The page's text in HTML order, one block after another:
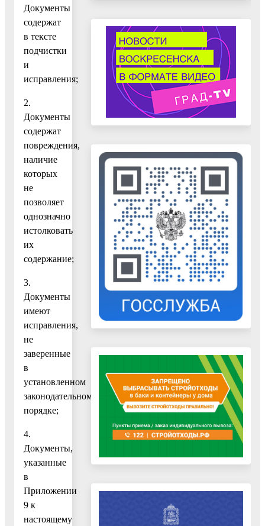
Документы
содержат
в тексте
подчистки
и
исправления;
2.
Документы
содержат
повреждения,
наличие
которых
не
позволяет
однозначно
истолковать
их
содержание;
3.
Документы
имеют
исправления,
не
заверенные
в
установленном
законодательном
порядке;
4.
Документы,
указанные
в
Приложении
9 к
настоящему